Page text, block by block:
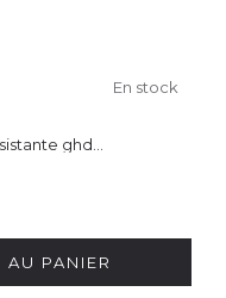
En stock
ghd...
AU PANIER